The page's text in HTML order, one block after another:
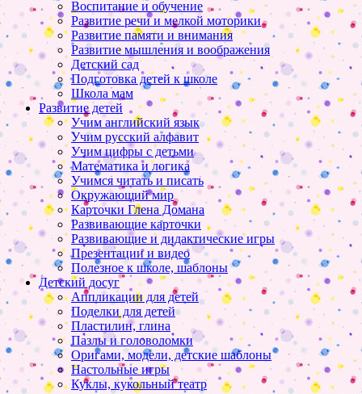
Воспитание и обучение
Развитие речи и мелкой моторики
Развитие памяти и внимания
Развитие мышления и воображения
Детский сад
Подготовка детей к школе
Школа мам
Развитие детей
Учим английский язык
Учим русский алфавит
Учим цифры с детьми
Математика и логика
Учимся читать и писать
Окружающий мир
Карточки Глена Домана
Развивающие карточки
Развивающие и дидактические игры
Презентации и видео
Полезное к школе, шаблоны
Детский досуг
Аппликации для детей
Поделки для детей
Пластилин, глина
Пазлы и головоломки
Оригами, модели, детские шаблоны
Настольные игры
Куклы, кукольный театр